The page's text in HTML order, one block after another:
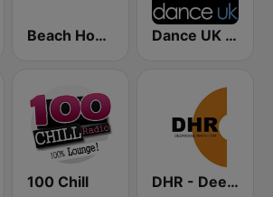
Beach House Radio Terrazza Dance UK Radio
100 Chill DHR - Deep House Radio